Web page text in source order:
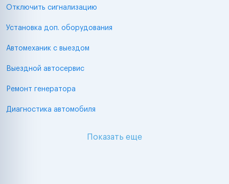
Отключить сигнализацию
Установка доп. оборудования
Автомеханик с выездом
Выездной автосервис
Ремонт генератора
Диагностика автомобиля
Показать еще